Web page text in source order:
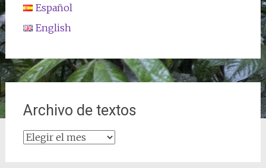
Español
English
Archivo de textos
Archivo